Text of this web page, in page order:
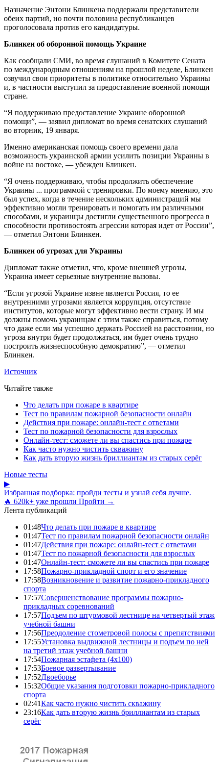
Назначение Энтони Блинкена поддержали представители
обеих партий, но почти половина республиканцев
проголосовала против его кандидатуры.
Блинкен об оборонной помощь Украине
Как сообщали СМИ, во время слушаний в Комитете Сената
по международным отношениям на прошлой неделе, Блинкен
озвучил свои приоритеты в политике относительно Украины
и, в частности выступил за предоставление военной помощи
стране.
“Я поддерживаю предоставление Украине оборонной
помощи”, — заявил дипломат во время сенатских слушаний
во вторник, 19 января.
Именно американская помощь своего времени дала
возможность украинской армии усилить позиции Украины в
войне на востоке, — убежден Блинкен.
“Я очень поддерживаю, чтобы продолжить обеспечение
Украины ... программой с тренировки. По моему мнению, это
был успех, когда в течение нескольких администраций мы
эффективно могли тренировать и помогать им различными
способами, и украинцы достигли существенного прогресса в
способности противостоять агрессии которая идет от России”,
— отметил Энтони Блинкен.
Блинкен об угрозах для Украины
Дипломат также отметил, что, кроме внешней угрозы,
Украина имеет серьезные внутренние вызовы.
“Если угрозой Украине извне является Россия, то ее
внутренними угрозами является коррупция, отсутствие
институтов, которые могут эффективно вести страну. И мы
должны помочь украинцам с этим также справиться, потому
что даже если мы успешно держать Россией на расстоянии, но
угроза внутри будет продолжаться, им будет очень трудно
построить жизнеспособную демократию”, — отметил
Блинкен.
Источник
Читайте также
Что делать при пожаре в квартире
Тест по правилам пожарной безопасности онлайн
Действия при пожаре: онлайн-тест с ответами
Тест по пожарной безопасности для взрослых
Онлайн-тест: сможете ли вы спастись при пожаре
Как часто нужно чистить скважину
Как дать вторую жизнь бриллиантам из старых серёг
Новые тесты
▶
Избранная подборка: пройди тесты и узнай себя лучше.
🔥 620k+ уже прошли Пройти →
Лента публикаций
01:48Что делать при пожаре в квартире
01:47Тест по правилам пожарной безопасности онлайн
01:47Действия при пожаре: онлайн-тест с ответами
01:47Тест по пожарной безопасности для взрослых
01:47Онлайн-тест: сможете ли вы спастись при пожаре
17:58Пожарно-прикладной спорт и его значение
17:58Возникновение и развитие пожарно-прикладного
спорта
17:57Совершенствование программы пожарно-
прикладных соревнований
17:57Подъем по штурмовой лестнице на четвертый этаж
учебной башни
17:56Преодоление стометровой полосы с препятствиями
17:55Установка выдвижной лестницы и подъем по ней
на третий этаж учебной башни
17:54Пожарная эстафета (4x100)
17:53Боевое развертывание
17:52Двоеборье
15:32Общие указания подготовки пожарно-прикладного
спорта
02:41Как часто нужно чистить скважину
23:16Как дать вторую жизнь бриллиантам из старых
серёг